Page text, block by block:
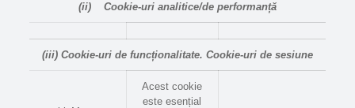
(ii) Cookie-uri analitice/de performanță
(iii) Cookie-uri de funcționalitate. Cookie-uri de sesiune
Acest cookie
este esențial